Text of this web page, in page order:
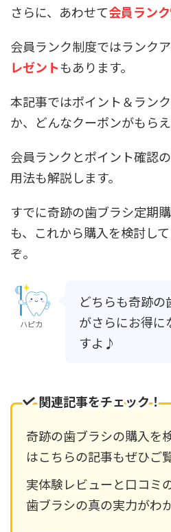
さらに、あわせて会員ラン
会員ランク制度ではランク
レゼントもあります。
本記事ではポイント＆ラン
か、どんなクーポンがもら
会員ランクとポイント確認
用法も解説します。
すでに奇跡の歯ブラシ定期
も、これから購入を検討し
ぞ。
ハピカ
どちらも奇跡の
がさらにお得に
すよ♪
関連記事をチェック！
奇跡の歯ブラシの購入を
はこちらの記事もぜひご
実体験レビューと口コミ
歯ブラシの真の実力がわ